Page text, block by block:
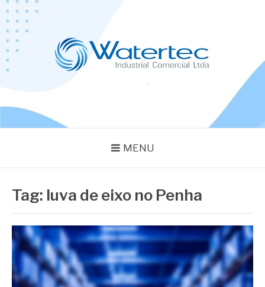
Pular
para
conteúdo
MENU
Tag: luva de eixo no Penha